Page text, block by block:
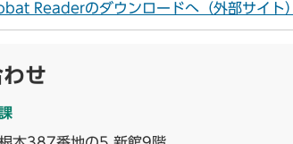
Readerのダウンロードへ（外部サイト）
せ